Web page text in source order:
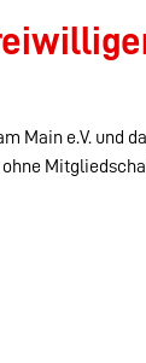
Main e.V. und